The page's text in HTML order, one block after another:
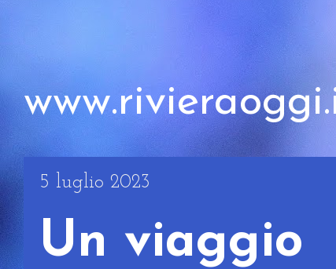
5 luglio 2023
Un viaggio